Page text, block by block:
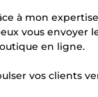
à mon
vous envoyer
en ligne.
vos clients